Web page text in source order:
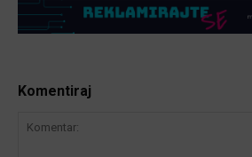
Komentiraj